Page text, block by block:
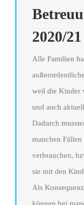
2020/21
Alle Familien
weil die Kinder
und auch
Dadurch
manchen Fällen
verbrauchen,
sie mit den
Als